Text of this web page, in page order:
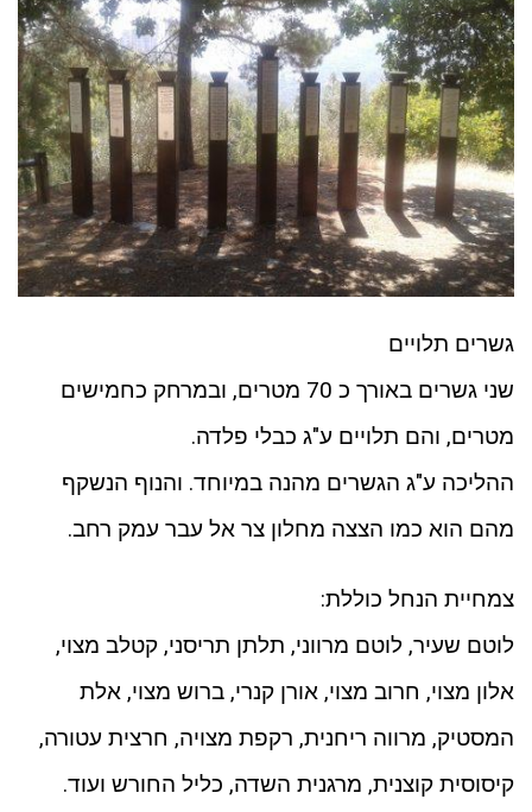
גשרים תלויים
שני גשרים באורך כ 70 מטרים, ובמרחק כחמישים
מטרים, והם תלויים ע"ג כבלי פלדה.
ההליכה ע"ג הגשרים מהנה במיוחד. והנוף הנשקף
מהם הוא כמו הצצה מחלון צר אל עבר עמק רחב.
צמחיית הנחל כוללת:
לוטם שעיר, לוטם מרווני, תלתן תריסני, קטלב מצוי,
אלון מצוי, חרוב מצוי, אורן קנרי, ברוש מצוי, אלת
המסטיק, מרווה ריחנית, רקפת מצויה, חרצית עטורה,
קיסוסית קוצנית, מרגנית השדה, כליל החורש ועוד.